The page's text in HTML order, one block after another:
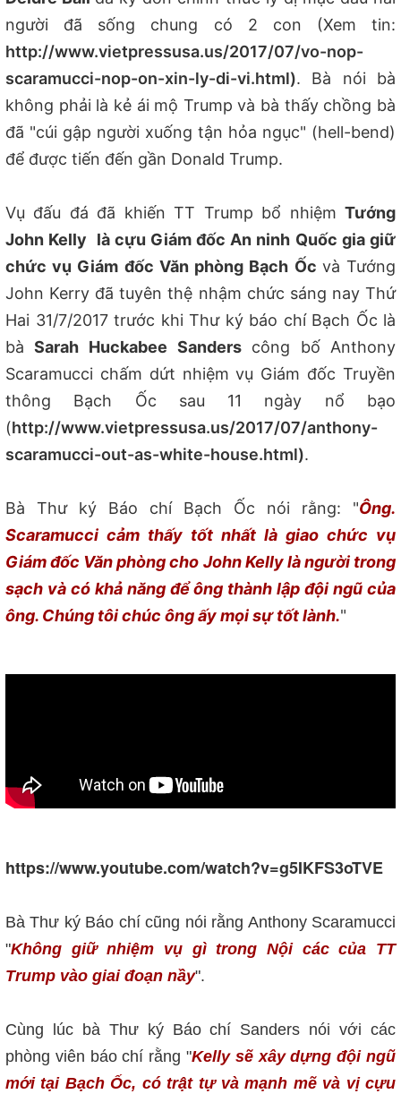
người đã sống chung có 2 con (Xem tin:
http://www.vietpressusa.us/2017/07/vo-nop-
scaramucci-nop-on-xin-ly-di-vi.html). Bà nói bà
không phải là kẻ ái mộ Trump và bà thấy chồng bà
đã "cúi gập người xuống tận hỏa ngục" (hell-bend)
để được tiến đến gần Donald Trump.
Vụ đấu đá đã khiến TT Trump bổ nhiệm Tướng
John Kelly là cựu Giám đốc An ninh Quốc gia giữ
chức vụ Giám đốc Văn phòng Bạch Ốc và Tướng
John Kerry đã tuyên thệ nhậm chức sáng nay Thứ
Hai 31/7/2017 trước khi Thư ký báo chí Bạch Ốc là
bàSarah Huckabee Sanders công bố Anthony
Scaramucci chấm dứt nhiệm vụ Giám đốc Truyền
thông Bạch Ốc sau 11 ngày nổ bạo
(http://www.vietpressusa.us/2017/07/anthony-
scaramucci-out-as-white-house.html).
Bà Thư ký Báo chí Bạch Ốc nói rằng: "Ông.
Scaramucci cảm thấy tốt nhất là giao chức vụ
Giám đốc Văn phòng cho John Kelly là người trong
sạch và có khả năng để ông thành lập đội ngũ của
ông. Chúng tôi chúc ông ấy mọi sự tốt lành."
https://www.youtube.com/watch?v=g5IKFS3oTVE
Bà Thư ký Báo chí cũng nói rằng Anthony Scaramucci
"Không giữ nhiệm vụ gì trong Nội các của TT
Trump vào giai đoạn nầy".
Cùng lúc bà Thư ký Báo chí Sanders nói với các
phòng viên báo chí rằng "Kelly sẽ xây dựng đội ngũ
mới tại Bạch Ốc, có trật tự và mạnh mẽ và vị cựu